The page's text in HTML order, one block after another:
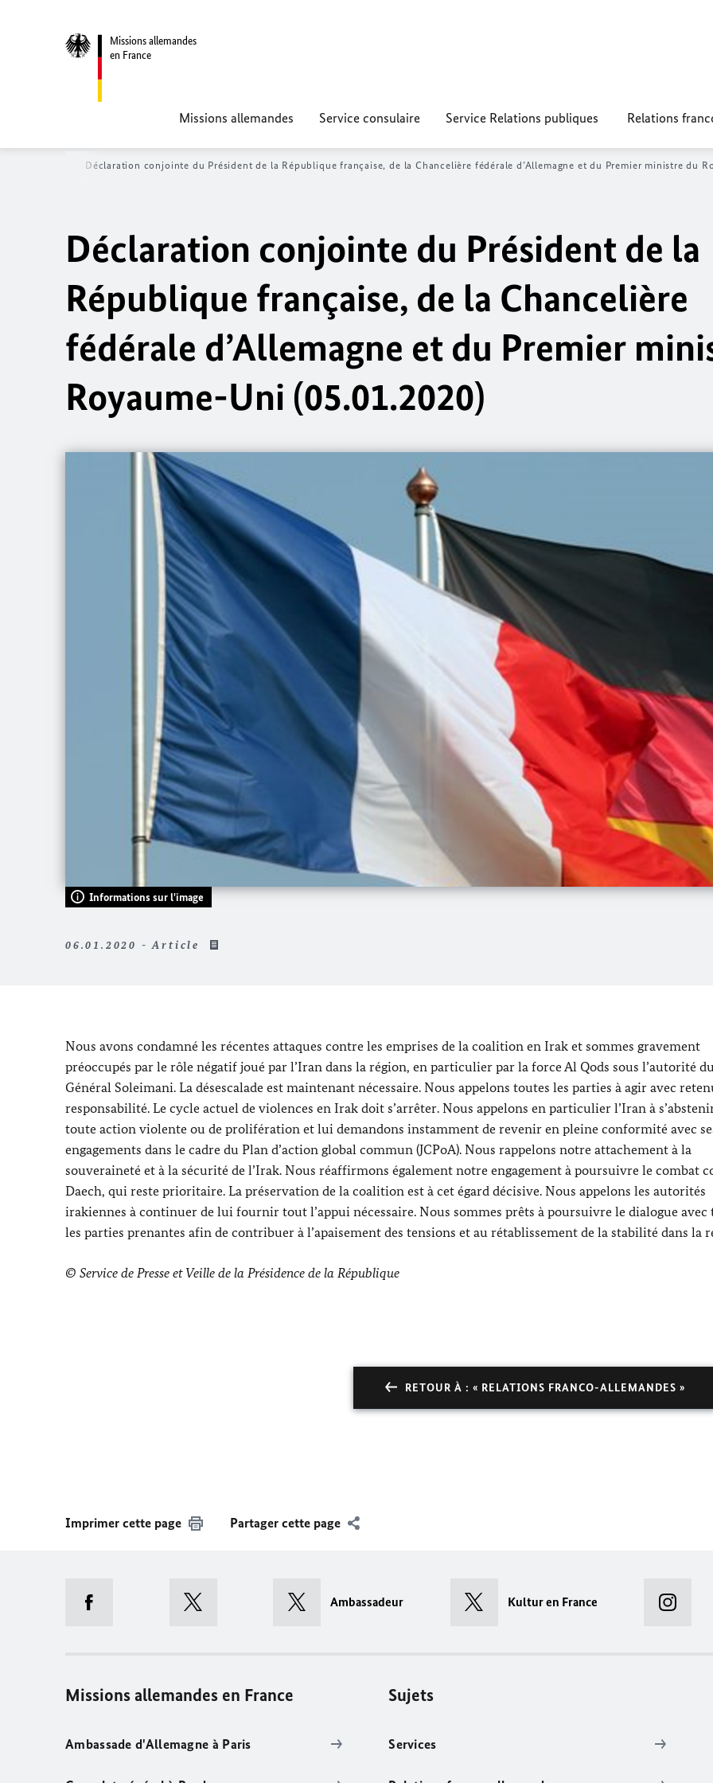
Missions allemandes
en France
Missions allemandes Service consulaire Service Relations publiques Relations
Déclaration conjointe du Président de la République française, de la Chancelière fédérale d’Allemagne et du Premier ministre du
Déclaration conjointe du Président de la
République française, de la Chancelière
fédérale d’Allemagne et du Premier
Royaume-Uni (05.01.2020)
Informations sur l'image
06.01.2020 - Article
Nous avons condamné les récentes attaques contre les emprises de la coalition en Irak et sommes gravement
préoccupés par le rôle négatif joué par l’Iran dans la région, en particulier par la force Al Qods sous l’autorité
Général Soleimani. La désescalade est maintenant nécessaire. Nous appelons toutes les parties à agir avec
responsabilité. Le cycle actuel de violences en Irak doit s’arrêter. Nous appelons en particulier l’Iran à
toute action violente ou de prolifération et lui demandons instamment de revenir en pleine conformité avec
engagements dans le cadre du Plan d’action global commun (JCPoA). Nous rappelons notre attachement à la
souveraineté et à la sécurité de l’Irak. Nous réaffirmons également notre engagement à poursuivre le combat
Daech, qui reste prioritaire. La préservation de la coalition est à cet égard décisive. Nous appelons les autorités
irakiennes à continuer de lui fournir tout l’appui nécessaire. Nous sommes prêts à poursuivre le dialogue avec
les parties prenantes afin de contribuer à l’apaisement des tensions et au rétablissement de la stabilité dans la
© Service de Presse et Veille de la Présidence de la République
RETOUR À : « RELATIONS FRANCO-ALLEMANDES »
Imprimer cette page Partager cette page
Ambassadeur Kultur en France
Missions allemandes en France
Ambassade d'Allemagne à Paris
Sujets
Services